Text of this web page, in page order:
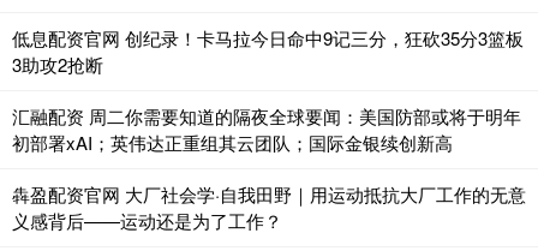
低息配资官网 创纪录！卡马拉今日命中9记三分，狂砍35分3篮板
3助攻2抢断
汇融配资 周二你需要知道的隔夜全球要闻：美国防部或将于明年
初部署xAI；英伟达正重组其云团队；国际金银续创新高
犇盈配资官网 大厂社会学·自我田野｜用运动抵抗大厂工作的无意
义感背后——运动还是为了工作？